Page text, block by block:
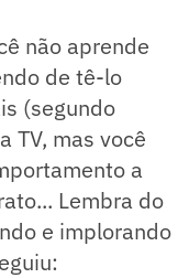
não aprende
de tê-lo
(segundo
TV, mas você
a
Lembra do
e implorando